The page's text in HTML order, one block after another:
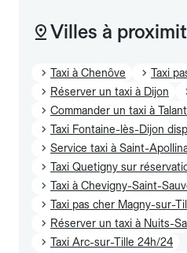
Villes à
Taxi à Chenôve
Taxi
Réserver un taxi à Dijon
Commander un taxi à Talant
Taxi Fontaine-lès-Dijon
Service taxi à Saint-
Taxi Quetigny sur
Taxi à Chevigny-Saint-
Taxi pas cher Magny-sur-
Réserver un taxi à Nuits-
Taxi Arc-sur-Tille 24h/24